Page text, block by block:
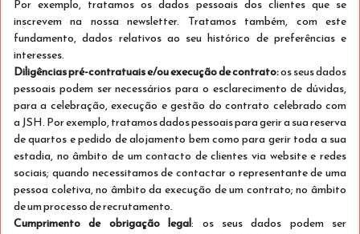
Dormem 2
Ver detalhes Apenas 2 quartos disponíveis
Cancelamento grátis até 08 Ago 2026 às 19:00
hora local.
€ 131
/estadia
Selecionar
Por exemplo, tratamos os dados pessoais dos clientes que se
inscrevem na nossa newsletter. Tratamos também, com este
fundamento, dados relativos ao seu histórico de preferências e
interesses.
Diligências pré-contratuais e/ou execução de contrato:os seus dados
pessoais podem ser necessários para o esclarecimento de dúvidas,
para a celebração, execução e gestão do contrato celebrado com
a JSH. Por exemplo, tratamos dados pessoais para gerir a sua reserva
de quartos e pedido de alojamento bem como para gerir toda a sua
estadia, no âmbito de um contacto de clientes via website e redes
sociais; quando necessitamos de contactar o representante de uma
pessoa coletiva, no âmbito da execução de um contrato; no âmbito
de um processo de recrutamento.
Cumprimento de obrigação legal: os seus dados podem ser